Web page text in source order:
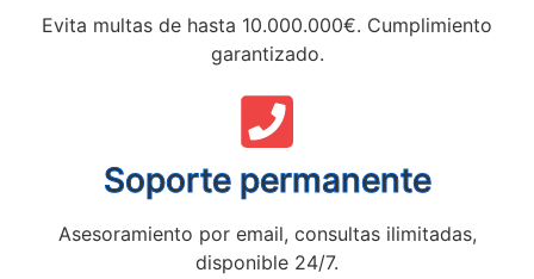
Evita multas de hasta 10.000.000€. Cumplimiento
garantizado.
Soporte permanente
Asesoramiento por email, consultas ilimitadas,
disponible 24/7.